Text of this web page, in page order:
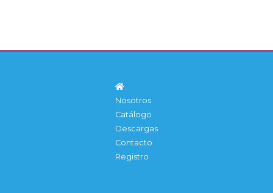
Nosotros
Catálogo
Descargas
Contacto
Registro